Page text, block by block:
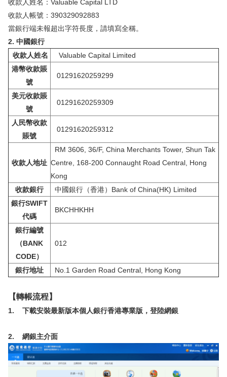
收款人姓名：Valuable Capital LTD
收款人帳號：390329092883
當銀行端未報超出字符長度，請填寫全稱。
2. 中國銀行
收款人姓名
Valuable Capital Limited
港幣收款賬
號
01291620259299
美元收款賬
號
01291620259309
人民幣收款
賬號
01291620259312
收款人地址
RM 3606, 36/F, China Merchants Tower, Shun Tak
Centre, 168-200 Connaught Road Central, Hong
Kong
收款銀行
中國銀行（香港）Bank of China(HK) Limited
銀行SWIFT
代碼
BKCHHKHH
銀行編號
（BANK
CODE）
012
銀行地址 No.1 Garden Road Central, Hong Kong
【轉帳流程】
1. 下載安裝最新版本個人銀行香港專業版，登陸網銀
2. 網銀主介面